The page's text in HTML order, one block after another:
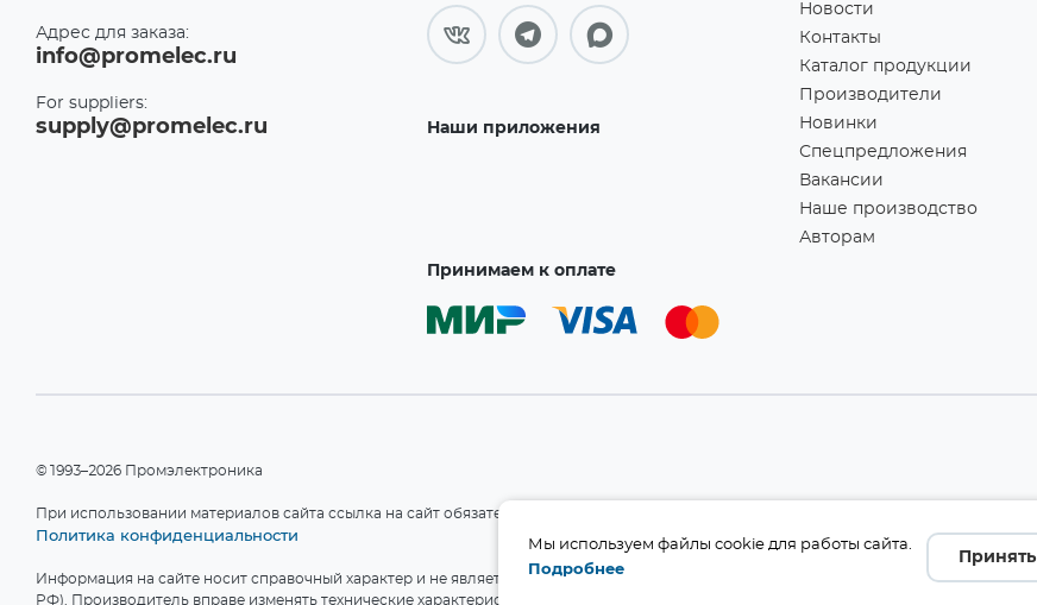
Адрес для заказа:
info@promelec.ru
For suppliers:
supply@promelec.ru Наши приложения
Принимаем к оплате
Новости
Контакты
Каталог продукции
Производители
Новинки
Спецпредложения
Вакансии
Наше производство
Авторам
©1993–2026 Промэлектроника
При использовании материалов сайта ссылка на сайт обязательна!
Политика конфиденциальности
Информация на сайте носит справочный характер и не является публичной офертой (ст. 437 ГК
РФ). Производитель вправе изменять технические характеристики и комплект поставки без
Мы используем файлы cookie для работы сайта.
Подробнее
Принять